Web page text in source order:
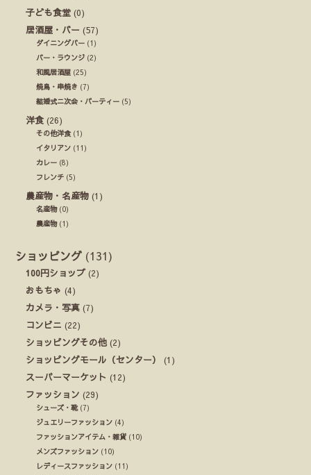
子ども食堂 (0)
居酒屋・バー (57)
ダイニングバー (1)
バー・ラウンジ (2)
和風居酒屋 (25)
焼鳥・串焼き (7)
結婚式ニ次会・パーティー (5)
洋食 (26)
その他洋食(1)
イタリアン (11)
カレー (8)
フレンチ (5)
農産物・名産物 (1)
名産物(0)
農産物(1)
ショッピング (131)
100円ショップ (2)
おもちゃ (4)
カメラ・写真 (7)
コンビニ (22)
ショッピングその他 (2)
ショッピングモール（センター）
(1)
スーパーマーケット (12)
ファッション (29)
シューズ・靴(7)
ジュエリーファッション (4)
ファッションアイテム・雑貨 (10)
メンズファッション (10)
レディースファッション (11)